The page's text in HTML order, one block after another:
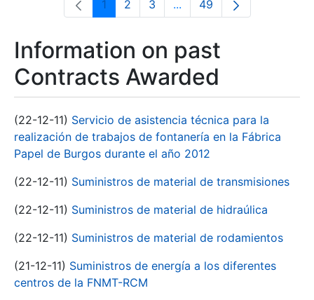
Page
1 Page
2 Page
3 ...Intermediate Pages Use
Page
49
Information on past
Contracts Awarded
(22-12-11) Servicio de asistencia técnica para la
realización de trabajos de fontanería en la Fábrica
Papel de Burgos durante el año 2012
(22-12-11) Suministros de material de transmisiones
(22-12-11) Suministros de material de hidraúlica
(22-12-11) Suministros de material de rodamientos
(21-12-11) Suministros de energía a los diferentes
centros de la FNMT-RCM